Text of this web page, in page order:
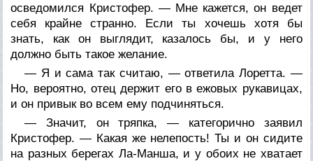
осведомился Кристофер. — Мне кажется, он ведет
себя крайне странно. Если ты хочешь хотя бы
знать, как он выглядит, казалось бы, и у него
должно быть такое желание.
— Я и сама так считаю, — ответила Лоретта. —
Но, вероятно, отец держит его в ежовых рукавицах,
и он привык во всем ему подчиняться.
— Значит, он тряпка, — категорично заявил
Кристофер. — Какая же нелепость! Ты и он сидите
на разных берегах Ла-Манша, и у обоих не хватает